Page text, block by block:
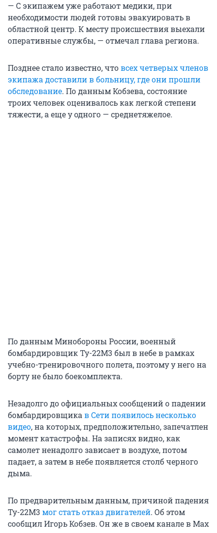
— С экипажем уже работают медики, при
необходимости людей готовы эвакуировать в
областной центр. К месту происшествия выехали
оперативные службы, — отмечал глава региона.
Позднее стало известно, чтовсех четверых членов
экипажа доставили в больницу, где они прошли
обследование. По данным Кобзева, состояние
троих человек оценивалось как легкой степени
тяжести, а еще у одного — среднетяжелое.
По данным Минобороны России, военный
бомбардировщик Ту-22М3 был в небе в рамках
учебно-тренировочного полета, поэтому у него на
борту не было боекомплекта.
Незадолго до официальных сообщений о падении
бомбардировщикав Сети появилось несколько
видео, на которых, предположительно, запечатлен
момент катастрофы. На записях видно, как
самолет ненадолго зависает в воздухе, потом
падает, а затем в небе появляется столб черного
дыма.
По предварительным данным, причиной падения
Ту-22М3 мог стать отказ двигателей. Об этом
сообщил Игорь Кобзев. Он же в своем канале в Max